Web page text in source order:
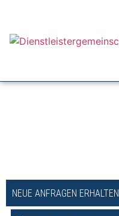
NEUE ANFRAGEN ERHALTEN